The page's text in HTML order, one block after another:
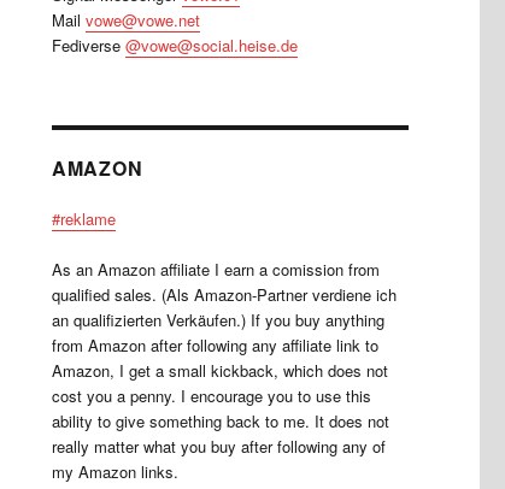
Mail vowe@vowe.net
Fediverse @vowe@social.heise.de
AMAZON
#reklame
As an Amazon affiliate I earn a comission from
qualified sales. (Als Amazon-Partner verdiene ich
an qualifizierten Verkäufen.) If you buy anything
from Amazon after following any affiliate link to
Amazon, I get a small kickback, which does not
cost you a penny. I encourage you to use this
ability to give something back to me. It does not
really matter what you buy after following any of
my Amazon links.